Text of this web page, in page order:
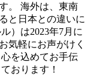
。 海外は、東南
と日本との違いに
）は2023年7月に
気軽にお声がけく
を込めてお手伝
おります！